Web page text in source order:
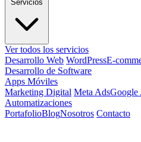
Ver todos los servicios
Desarrollo Web WordPressE-
Desarrollo de Software
Apps Móviles
Marketing Digital Meta AdsGoogle
Automatizaciones
PortafolioBlogNosotros Contacto